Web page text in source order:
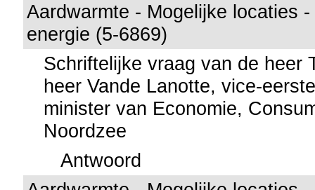
Aardwarmte - Mogelijke locaties
energie (5-6869)
Schriftelijke vraag van de heer
heer Vande Lanotte, vice-
minister van Economie,
Noordzee
Antwoord